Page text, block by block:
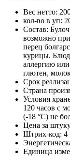
Вес нетто:
кол-во в уп:
Состав:
возможно
перец
курицы.
аллергию
глютен,
Срок
Страна
Условия
120 часов с
(-18 °С) не
Цена за
Штрих-код: 4
Единица